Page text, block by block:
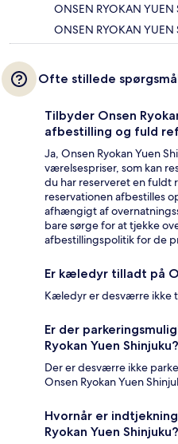
ONSEN RYOKAN
ONSEN RYOKAN
Ofte stillede
Tilbyder Onsen
afbestilling og fuld
Ja, Onsen Ryokan Yuen
værelsespriser, som kan
du har reserveret en fuldt
reservationen afbestilles
afhængigt af
bare sørge for at tjekke
afbestillingspolitik for de
Er kæledyr tilladt på
Kæledyr er desværre ikke
Er der
Ryokan Yuen Shinjuku?
Der er desværre ikke
Onsen Ryokan Yuen
Hvornår er
Ryokan Yuen Shinjuku?